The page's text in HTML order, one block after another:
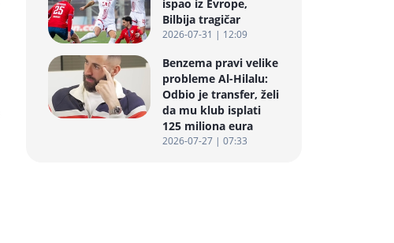
ispao iz Evrope,
Bilbija tragičar
2026-07-31 | 12:09
Benzema pravi velike
probleme Al-Hilalu:
Odbio je transfer, želi
da mu klub isplati
125 miliona eura
2026-07-27 | 07:33